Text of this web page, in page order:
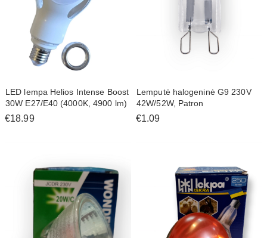
LED lempa Helios Intense Boost
30W E27/E40 (4000K, 4900 lm)
€18.99
Lemputė halogeninė G9 230V
42W/52W, Patron
€1.09